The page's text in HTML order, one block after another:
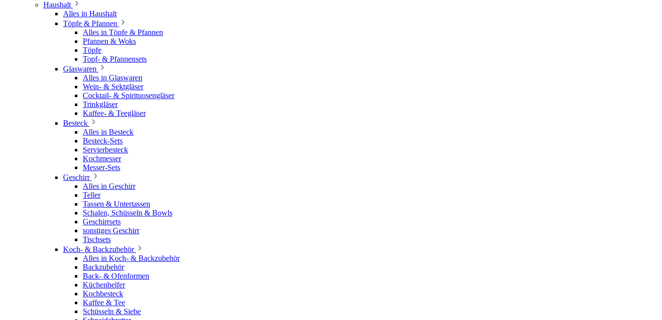
Haushalt
Alles in Haushalt
Töpfe & Pfannen
Alles in Töpfe & Pfannen
Pfannen & Woks
Töpfe
Topf- & Pfannensets
Glaswaren
Alles in Glaswaren
Wein- & Sektgläser
Cocktail- & Spirituosengläser
Trinkgläser
Kaffee- & Teegläser
Besteck
Alles in Besteck
Besteck-Sets
Servierbesteck
Kochmesser
Messer-Sets
Geschirr
Alles in Geschirr
Teller
Tassen & Untertassen
Schalen, Schüsseln & Bowls
Geschirrsets
sonstiges Geschirr
Tischsets
Koch- & Backzubehör
Alles in Koch- & Backzubehör
Backzubehör
Back- & Ofenformen
Küchenhelfer
Kochbesteck
Kaffee & Tee
Schüsseln & Siebe